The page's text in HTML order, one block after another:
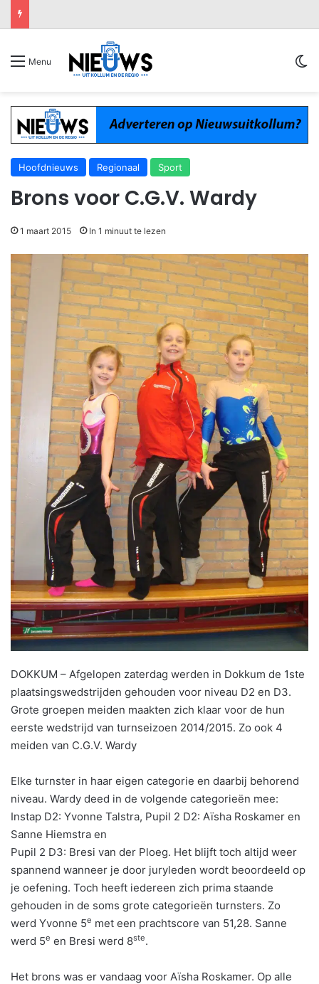
Menu
Hoofdnieuws Regionaal Sport
Brons voor C.G.V. Wardy
1 maart 2015 In 1 minuut te lezen
DOKKUM – Afgelopen zaterdag werden in Dokkum de 1ste
plaatsingswedstrijden gehouden voor niveau D2 en D3.
Grote groepen meiden maakten zich klaar voor de hun
eerste wedstrijd van turnseizoen 2014/2015. Zo ook 4
meiden van C.G.V. Wardy
Elke turnster in haar eigen categorie en daarbij behorend
niveau. Wardy deed in de volgende categorieën mee:
Instap D2: Yvonne Talstra, Pupil 2 D2: Aïsha Roskamer en
Sanne Hiemstra en
Pupil 2 D3: Bresi van der Ploeg. Het blijft toch altijd weer
spannend wanneer je door juryleden wordt beoordeeld op
je oefening. Toch heeft iedereen zich prima staande
gehouden in de soms grote categorieën turnsters. Zo
werd Yvonne 5e met een prachtscore van 51,28. Sanne
werd 5e en Bresi werd 8ste.
Het brons was er vandaag voor Aïsha Roskamer. Op alle